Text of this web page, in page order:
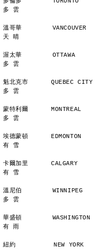
多 雲
溫哥華
天 晴
渥太華        OTTAWA
多 雲
魁北克市      QUEBEC
多 雲
蒙特利爾
多 雲
埃德蒙頓
有 雪
卡爾加里      CALGARY
有 雪
溫尼伯        WINNIPEG
多 雲
華盛頓
有 雨
紐約          NEW YORK